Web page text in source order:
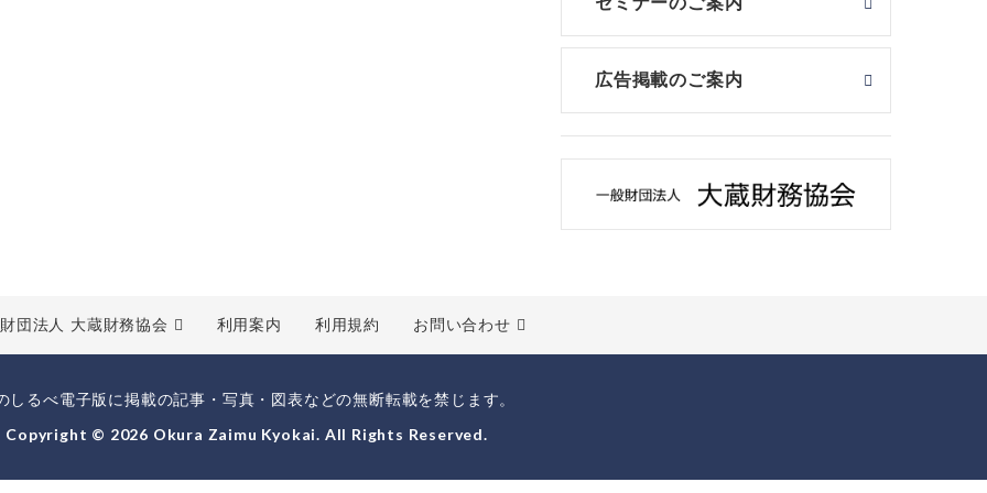
広告掲載のご案内
団法人 大蔵財務協会 利用案内 利用規約 お問い合わせ
しるべ電子版に掲載の記事・写真・図表などの無断転載を禁じます。
Copyright © 2026 Okura Zaimu Kyokai. All Rights Reserved.